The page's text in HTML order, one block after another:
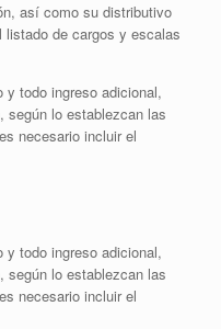
así como su distributivo
de cargos y escalas
y todo ingreso adicional,
según lo establezcan las
necesario incluir el
y todo ingreso adicional,
según lo establezcan las
necesario incluir el